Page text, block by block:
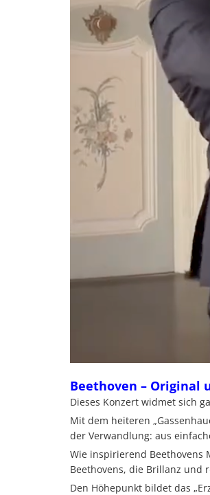
Beethoven – Original
Dieses Konzert widmet sich
Mit dem heiteren
der Verwandlung: aus
Wie inspirierend Beethovens
Beethovens, die Brillanz und
Den Höhepunkt bildet das